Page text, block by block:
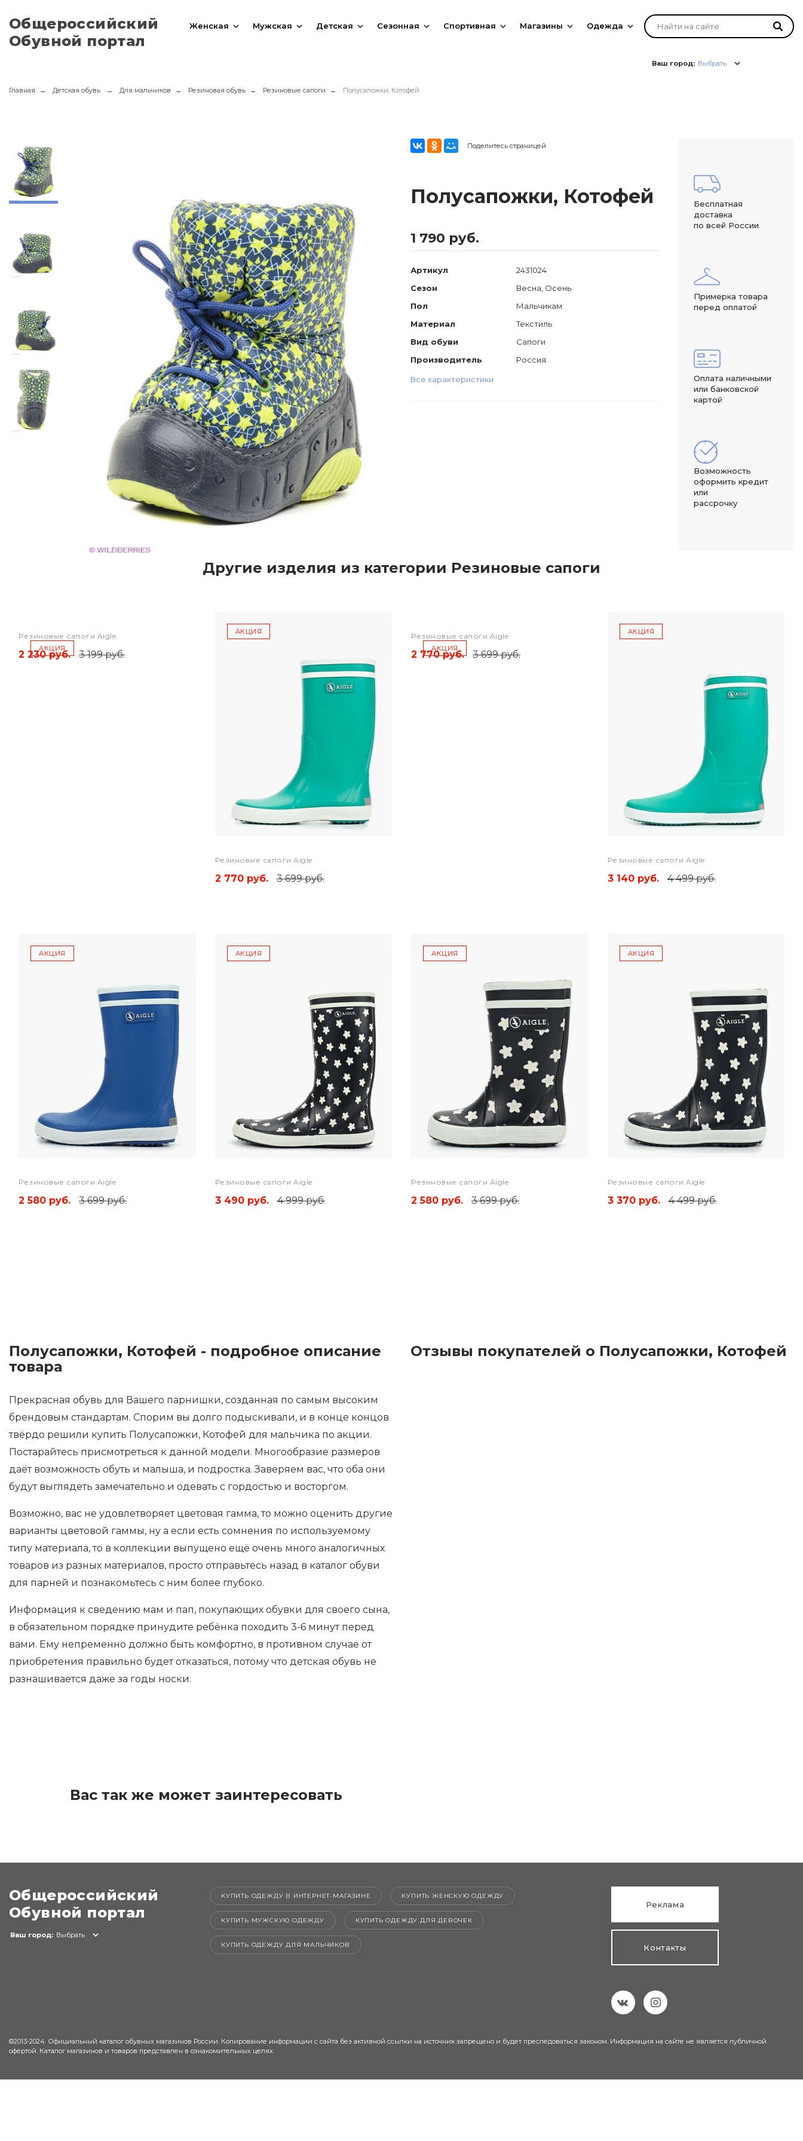
Общероссийский
Обувной портал
Женская Мужская Детская Сезонная Спортивная Магазины Одежда
Ваш город: Выбрать
Главная Детская обувь Для мальчиков Резиновая обувь Резиновые сапоги Полусапожки, Котофей
Поделитесь страницей
Полусапожки, Котофей
1 790 руб.
Артикул
2431024
Сезон
Весна, Осень
Пол
Мальчикам
Материал
Текстиль
Вид обуви
Сапоги
Производитель
Россия
Все характеристики
Бесплатная
доставка
по всей России
Примерка товара
перед оплатой
Оплата наличными
или банковской
картой
Возможность
оформить кредит
или
рассрочку
Другие изделия из категории Резиновые сапоги
АКЦИЯ
Резиновые сапоги Aigle
2 230 руб. 3 199 руб.
АКЦИЯ
Резиновые сапоги Aigle
2 770 руб. 3 699 руб.
АКЦИЯ
Резиновые сапоги Aigle
2 770 руб. 3 699 руб.
АКЦИЯ
Резиновые сапоги Aigle
3 140 руб. 4 499 руб.
АКЦИЯ
Резиновые сапоги Aigle
2 580 руб. 3 699 руб.
АКЦИЯ
Резиновые сапоги Aigle
3 490 руб. 4 999 руб.
АКЦИЯ
Резиновые сапоги Aigle
2 580 руб. 3 699 руб.
АКЦИЯ
Резиновые сапоги Aigle
3 370 руб. 4 499 руб.
Полусапожки, Котофей - подробное описание
товара
Прекрасная обувь для Вашего парнишки, созданная по самым высоким
брендовым стандартам. Спорим вы долго подыскивали, и в конце концов
твёрдо решили купить Полусапожки, Котофей для мальчика по акции.
Постарайтесь присмотреться к данной модели. Многообразие размеров
даёт возможность обуть и малыша, и подростка. Заверяем вас, что оба они
будут выглядеть замечательно и одевать с гордостью и восторгом.
Возможно, вас не удовлетворяет цветовая гамма, то можно оценить другие
варианты цветовой гаммы, ну а если есть сомнения по используемому
типу материала, то в коллекции выпущено ещё очень много аналогичных
товаров из разных материалов, просто отправьтесь назад в каталог обуви
для парней и познакомьтесь с ним более глубоко.
Информация к сведению мам и пап, покупающих обувки для своего сына,
в обязательном порядке принудите ребёнка походить 3-6 минут перед
вами. Ему непременно должно быть комфортно, в противном случае от
приобретения правильно будет отказаться, потому что детская обувь не
разнашивается даже за годы носки.
Отзывы покупателей о Полусапожки, Котофей
Вас так же может заинтересовать
Общероссийский
Обувной портал
Ваш город: Выбрать
КУПИТЬ ОДЕЖДУ В ИНТЕРНЕТ-МАГАЗИНЕ КУПИТЬ ЖЕНСКУЮ ОДЕЖДУ
КУПИТЬ МУЖСКУЮ ОДЕЖДУ КУПИТЬ ОДЕЖДУ ДЛЯ ДЕВОЧЕК
КУПИТЬ ОДЕЖДУ ДЛЯ МАЛЬЧИКОВ
Реклама
Контакты
©2013-2024. Официальный каталог обувных магазинов России. Копирование информации с сайта без активной ссылки на источник запрещено и будет преследоваться законом. Информация на сайте не является публичной
офёртой. Каталог магазинов и товаров представлен в ознакомительных целях.